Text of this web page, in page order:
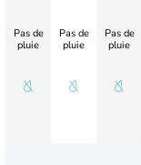
Pas de
pluie
Pas de
pluie
Pas de
pluie